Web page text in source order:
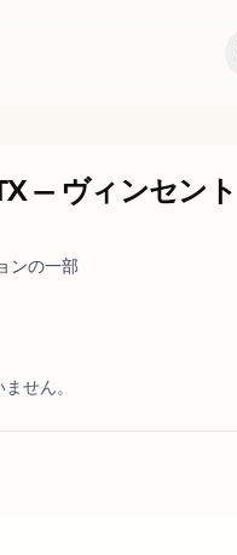
— ヴィンセン
ンの一部
せん。